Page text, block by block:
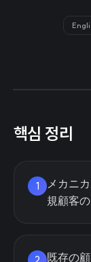
핵심 정리
1
メカニ
規顧客
既存の